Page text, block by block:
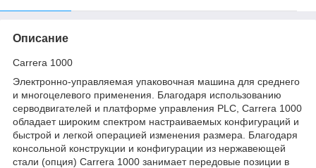
Описание
Carrera 1000
Электронно-управляемая упаковочная машина для среднего
и многоцелевого применения. Благодаря использованию
серводвигателей и платформе управления PLC, Carrera 1000
обладает широким спектром настраиваемых конфигураций и
быстрой и легкой операцией изменения размера. Благодаря
консольной конструкции и конфигурации из нержавеющей
стали (опция) Carrera 1000 занимает передовые позиции в